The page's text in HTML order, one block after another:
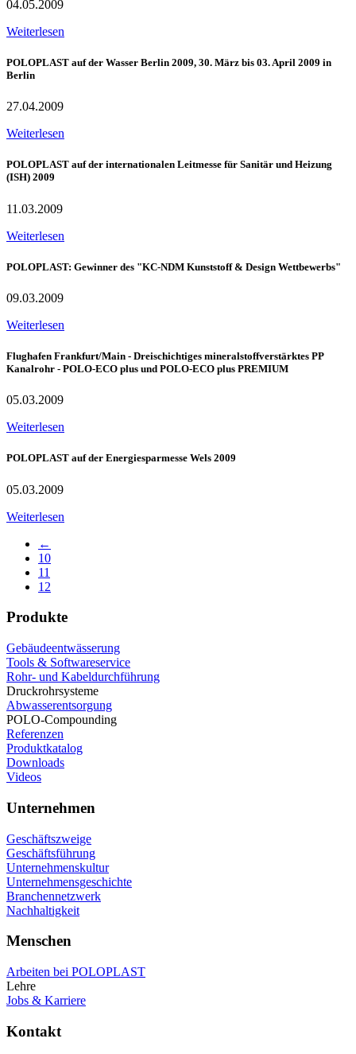
04.05.2009
Weiterlesen
POLOPLAST auf der Wasser Berlin 2009, 30. März bis 03. April 2009 in
Berlin
27.04.2009
Weiterlesen
POLOPLAST auf der internationalen Leitmesse für Sanitär und Heizung
(ISH) 2009
11.03.2009
Weiterlesen
POLOPLAST: Gewinner des "KC-NDM Kunststoff & Design Wettbewerbs"
09.03.2009
Weiterlesen
Flughafen Frankfurt/Main - Dreischichtiges mineralstoffverstärktes PP
Kanalrohr - POLO-ECO plus und POLO-ECO plus PREMIUM
05.03.2009
Weiterlesen
POLOPLAST auf der Energiesparmesse Wels 2009
05.03.2009
Weiterlesen
←
10
11
12
Produkte
Gebäudeentwässerung
Tools & Softwareservice
Rohr- und Kabeldurchführung
Druckrohrsysteme
Abwasserentsorgung
POLO-Compounding
Referenzen
Produktkatalog
Downloads
Videos
Unternehmen
Geschäftszweige
Geschäftsführung
Unternehmenskultur
Unternehmensgeschichte
Branchennetzwerk
Nachhaltigkeit
Menschen
Arbeiten bei POLOPLAST
Lehre
Jobs & Karriere
Kontakt